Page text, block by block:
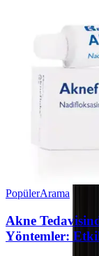
PopülerArama
Akne
Yöntemler: